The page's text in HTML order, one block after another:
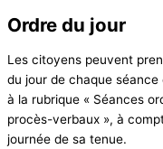
Ordre du jour
Les citoyens peuvent
du jour de chaque
à la rubrique « Séances
procès-verbaux », à
journée de sa tenue.